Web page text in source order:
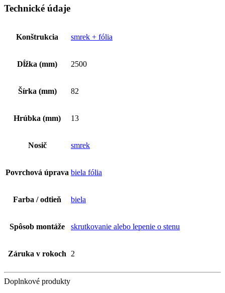
Technické údaje
Konštrukcia smrek + fólia
Dĺžka (mm) 2500
Šírka (mm) 82
Hrúbka (mm) 13
Nosič smrek
Povrchová úprava biela fólia
Farba / odtieň biela
Spôsob montáže skrutkovanie alebo lepenie o stenu
Záruka v rokoch 2
Doplnkové produkty